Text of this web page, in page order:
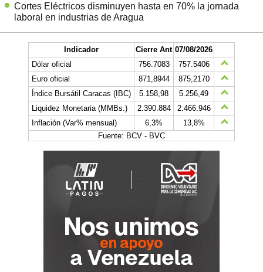
Cortes Eléctricos disminuyen hasta en 70% la jornada
laboral en industrias de Aragua
Indicador Cierre Ant 07/08/2026
Dólar oficial
756.7083
757.5406
Euro oficial
871,8944
875,2170
Índice Bursátil Caracas (IBC)
5.158,98
5.256,49
Liquidez Monetaria (MMBs.)
2.390.884
2.466.946
Inflación (Var% mensual)
6,3%
13,8%
Fuente: BCV - BVC